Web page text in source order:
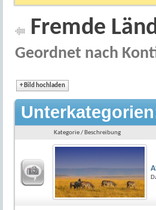
Fremde
Geordnet nach
+Bild hochladen
Kategorie / Beschreibung